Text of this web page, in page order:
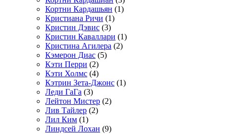
Кортни Кардашьян (1)
Кристиана Ричи (1)
Кристин Дэвис (3)
Кристин Каваллари (1)
Кристина Агилера (2)
Кэмерон Диас (5)
Кэти Перри (2)
Кэти Холмс (4)
Кэтрин Зета-Джонс (1)
Леди ГаГа (3)
Лейтон Мистер (2)
Лив Тайлер (2)
Лил Ким (1)
Линдсей Лохан (9)